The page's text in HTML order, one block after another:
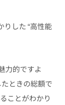
りした “高性能
力的ですよ
ときの総額で
ことがわかり